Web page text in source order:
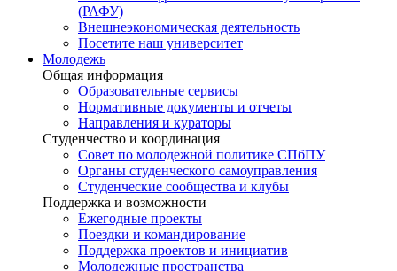
(РАФУ)
Внешнеэкономическая деятельность
Посетите наш университет
Молодежь
Общая информация
Образовательные сервисы
Нормативные документы и отчеты
Направления и кураторы
Студенчество и координация
Совет по молодежной политике СПбПУ
Органы студенческого самоуправления
Студенческие сообщества и клубы
Поддержка и возможности
Ежегодные проекты
Поездки и командирование
Поддержка проектов и инициатив
Молодежные пространства